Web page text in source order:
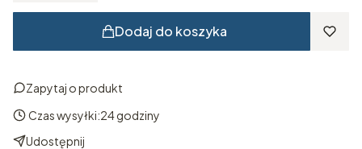
Dodaj do koszyka
Zapytaj o produkt
Czas wysyłki:24 godziny
Udostępnij